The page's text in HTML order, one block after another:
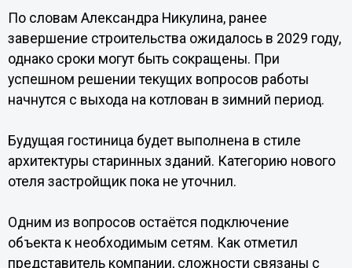
По словам Александра Никулина, ранее
завершение строительства ожидалось в 2029 году,
однако сроки могут быть сокращены. При
успешном решении текущих вопросов работы
начнутся с выхода на котлован в зимний период.
Будущая гостиница будет выполнена в стиле
архитектуры старинных зданий. Категорию нового
отеля застройщик пока не уточнил.
Одним из вопросов остаётся подключение
объекта к необходимым сетям. Как отметил
представитель компании, сложности связаны с